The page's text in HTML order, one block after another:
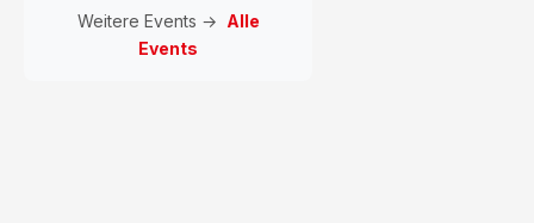
Weitere Events → Alle
Events